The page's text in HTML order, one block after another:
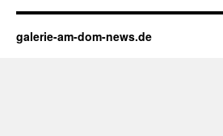
galerie-am-dom-news.de